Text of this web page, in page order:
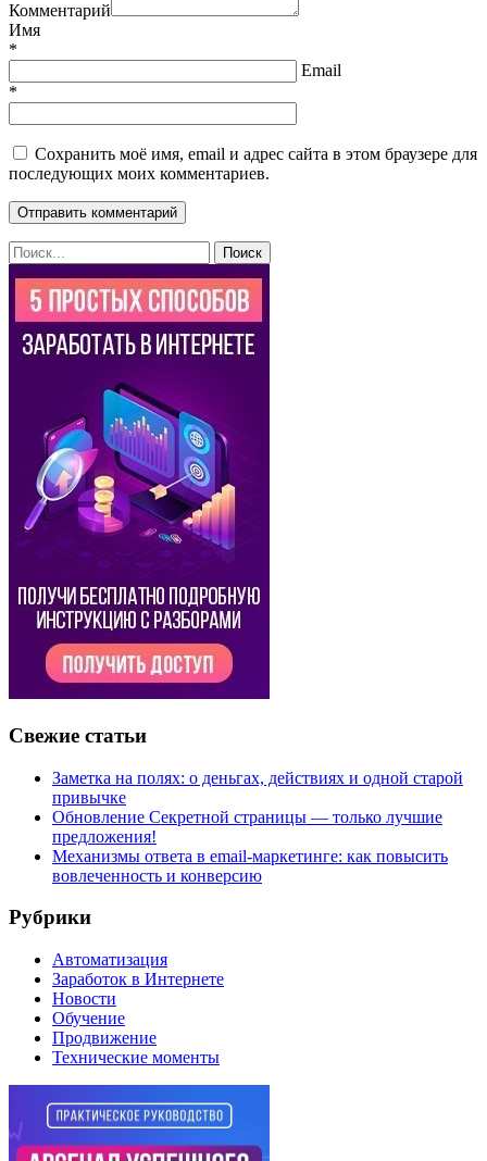
Комментарий
Имя
*
Email
*
Сохранить моё имя, email и адрес сайта в этом браузере для
последующих моих комментариев.
Свежие статьи
Заметка на полях: о деньгах, действиях и одной старой
привычке
Обновление Секретной страницы — только лучшие
предложения!
Механизмы ответа в email-маркетинге: как повысить
вовлеченность и конверсию
Рубрики
Автоматизация
Заработок в Интернете
Новости
Обучение
Продвижение
Технические моменты